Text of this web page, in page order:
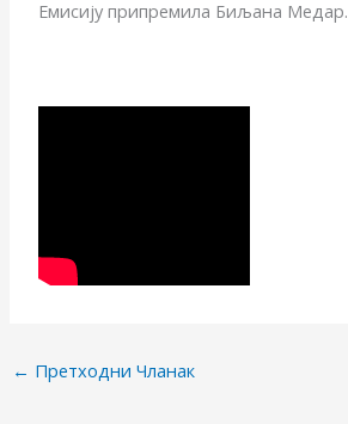
Емисију припремила Биљана Медар.
← Претходни Чланак